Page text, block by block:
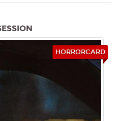
HORRORCARD